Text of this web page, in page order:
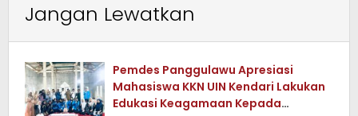
Jangan Lewatkan
Pemdes Panggulawu Apresiasi
Mahasiswa KKN UIN Kendari Lakukan
Edukasi Keagamaan Kepada